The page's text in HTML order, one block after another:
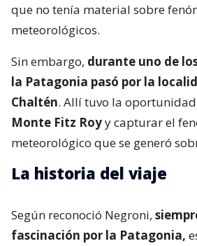
que no tenía material sobre
meteorológicos.
Sin embargo, durante uno de
la Patagonia pasó por la
Chaltén. Allí tuvo la
Monte Fitz Royy capturar el
meteorológico que se generó
La historia del viaje
Según reconoció Negroni,
fascinación por la Patagonia,